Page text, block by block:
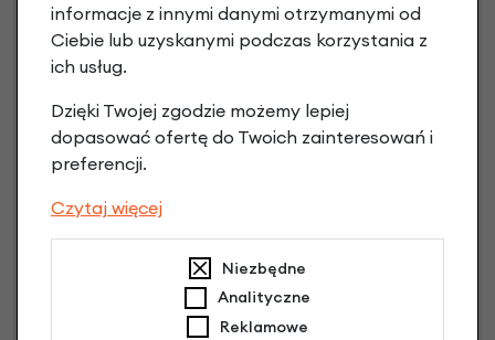
Raty do 60 miesięcy
informacje z innymi danymi otrzymanymi od
Ciebie lub uzyskanymi podczas korzystania z
ich usług.
Dzięki Twojej zgodzie możemy lepiej
dopasować ofertę do Twoich zainteresowań i
preferencji.
Czytaj więcej
Niezbędne
Analityczne
Reklamowe